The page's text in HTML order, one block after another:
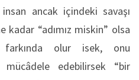
ancak içindeki savaşı
kadar “adımız miskin” olsa
farkında olur isek, onu
mücâdele edebilirsek “bir